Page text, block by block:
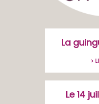
La
>
Le 14